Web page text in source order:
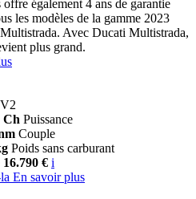
également 4 ans de garantie
les modèles de la gamme 2023
Avec Ducati Multistrada,
plus grand.
Ch Puissance
Couple
Poids sans carburant
€ i
En savoir plus